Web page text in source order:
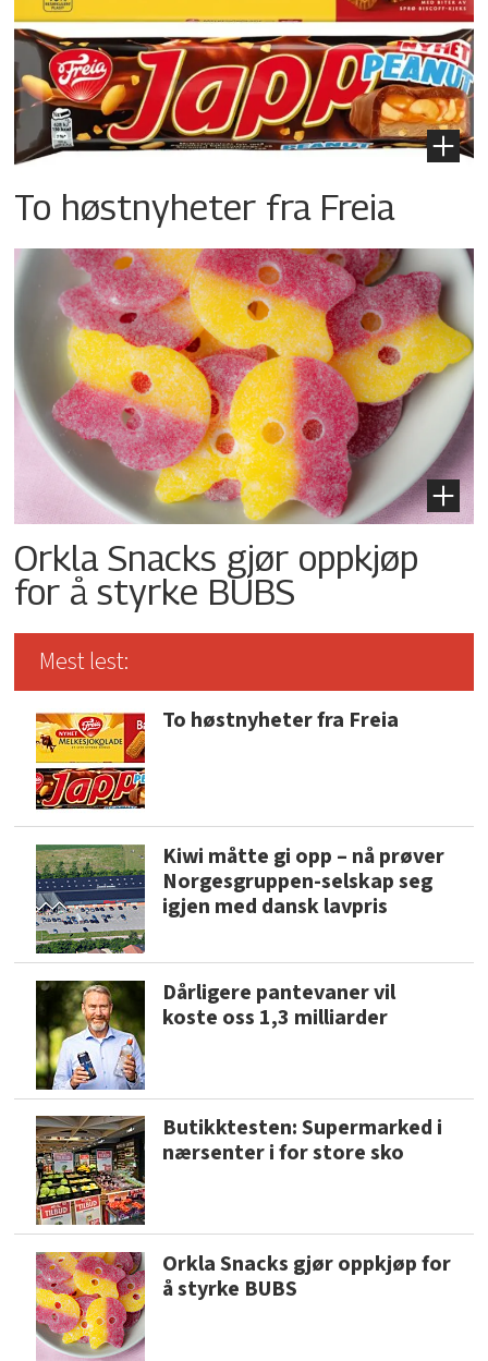
To høstnyheter fra Freia
Orkla Snacks gjør oppkjøp
for å styrke BUBS
Mest lest:
To høstnyheter fra Freia
Kiwi måtte gi opp – nå prøver
Norgesgruppen-selskap seg
igjen med dansk lavpris
Dårligere pantevaner vil
koste oss 1,3 milliarder
Butikktesten: Supermarked i
nærsenter i for store sko
Orkla Snacks gjør oppkjøp for
å styrke BUBS